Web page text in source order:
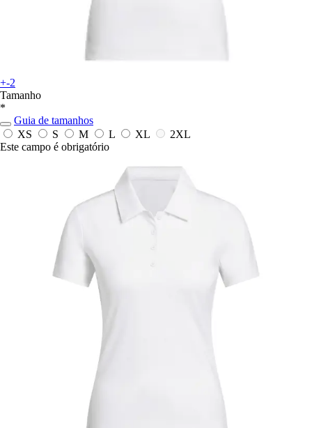
+-2
Tamanho
*
Guia de tamanhos
XS
S M L XL
2XL
Este campo é obrigatório